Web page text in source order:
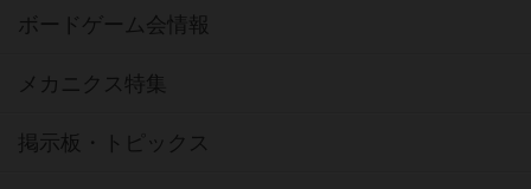
ボードゲーム会情報
メカニクス特集
掲示板・トピックス